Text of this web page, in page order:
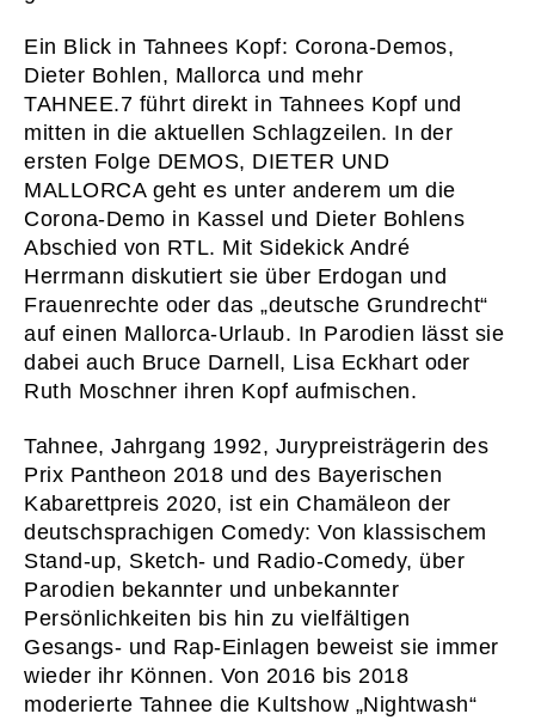
Ein Blick in Tahnees Kopf: Corona-Demos,
Dieter Bohlen, Mallorca und mehr
TAHNEE.7 führt direkt in Tahnees Kopf und
mitten in die aktuellen Schlagzeilen. In der
ersten Folge DEMOS, DIETER UND
MALLORCA geht es unter anderem um die
Corona-Demo in Kassel und Dieter Bohlens
Abschied von RTL. Mit Sidekick André
Herrmann diskutiert sie über Erdogan und
Frauenrechte oder das „deutsche Grundrecht“
auf einen Mallorca-Urlaub. In Parodien lässt sie
dabei auch Bruce Darnell, Lisa Eckhart oder
Ruth Moschner ihren Kopf aufmischen.
Tahnee, Jahrgang 1992, Jurypreisträgerin des
Prix Pantheon 2018 und des Bayerischen
Kabarettpreis 2020, ist ein Chamäleon der
deutschsprachigen Comedy: Von klassischem
Stand-up, Sketch- und Radio-Comedy, über
Parodien bekannter und unbekannter
Persönlichkeiten bis hin zu vielfältigen
Gesangs- und Rap-Einlagen beweist sie immer
wieder ihr Können. Von 2016 bis 2018
moderierte Tahnee die Kultshow „Nightwash“
01
02
WAS
03 WER